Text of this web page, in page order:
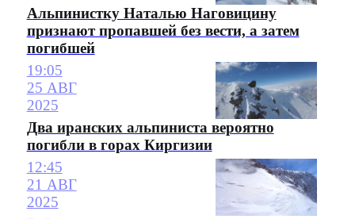
Альпинистку Наталью Наговицину
признают пропавшей без вести, а затем
погибшей
19:05
25 АВГ
2025
Два иранских альпиниста вероятно
погибли в горах Киргизии
12:45
21 АВГ
2025